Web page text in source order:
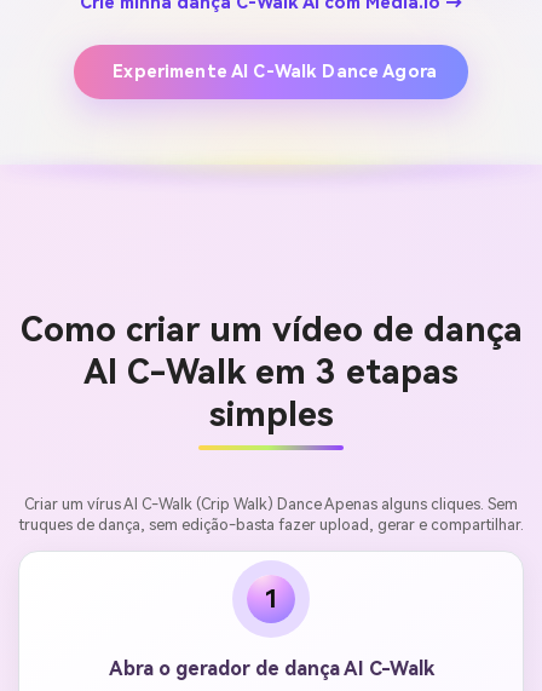
Experimente AI C-Walk Dance Agora
Como criar um vídeo de dança
AI C-Walk em 3 etapas
simples
Criar um vírus AI C-Walk (Crip Walk) Dance Apenas alguns cliques. Sem
truques de dança, sem edição-basta fazer upload, gerar e compartilhar.
1
Abra o gerador de dança AI C-Walk